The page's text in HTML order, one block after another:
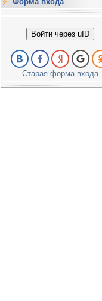
Войти через uID
Старая форма входа